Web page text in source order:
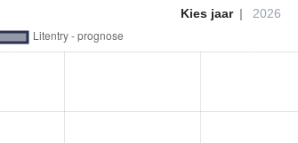
Kies jaar 2026